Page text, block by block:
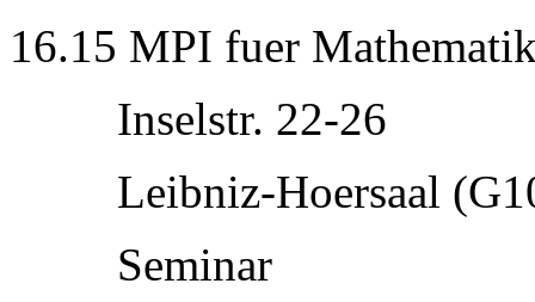
16.15 MPI fuer
Inselstr. 22-26
Leibniz-Hoersaal
Seminar